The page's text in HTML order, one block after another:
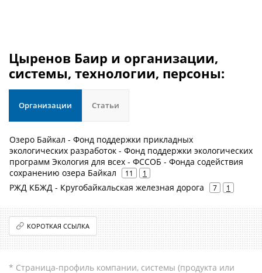
Цыренов Баир и организации,
системы, технологии, персоны:
Организации Статьи
Озеро Байкал - Фонд поддержки прикладных
экологических разработок - Фонд поддержки экологических
программ Экология для всех - ФССОБ - Фонда содействия
сохранению озера Байкал
11 1
РЖД КБЖД - Кругобайкальская железная дорога 7 1
КОРОТКАЯ ССЫЛКА
* Страница-профиль компании, системы (продукта или